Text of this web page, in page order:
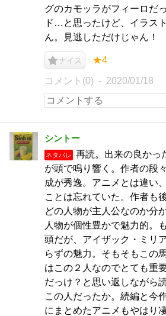
グのカモッラがフィーロだ
ド…と思ったけど、イラス
ん。見逃しただけじゃん！
ナイス ★4
コメント(0) 2020/01/18
シントー
ネタバレ
再読。出来の良かっ
が頭で鳴り響く。作者の段
成が秀逸。アニメとは違い
ことは忘れていた。作者も
どの人物が主人公なのか分
人物が個性豊かで魅力的。
頭だが、アイザック・ミリ
らずの魅力。そもそもこの
はこの２人なのでとても重
だっけ？と思い返しながら
この人だったか。続編と今
にまとめたアニメもやはり凄